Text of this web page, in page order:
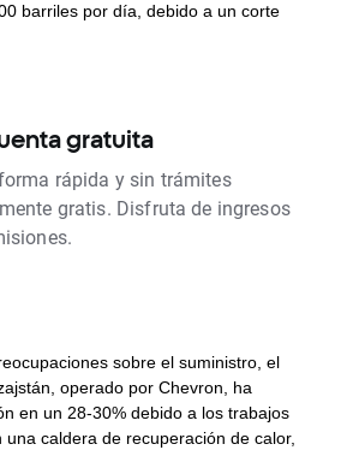
barriles por día, debido a un corte
gratuita
rápida y sin trámites
gratis. Disfruta de ingresos
sobre el suministro, el
operado por Chevron, ha
en un 28-30% debido a los trabajos
caldera de recuperación de calor,